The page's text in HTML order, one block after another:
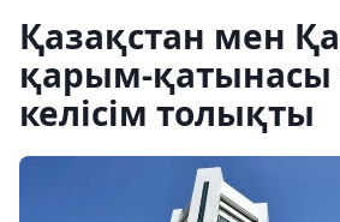
Қазақстан мен
қарым-қатынасы
келісім толықты